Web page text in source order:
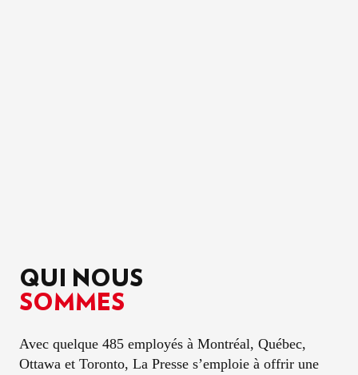
QUI NOUS
SOMMES
Avec quelque 485 employés à Montréal, Québec,
Ottawa et Toronto, La Presse s’emploie à offrir une